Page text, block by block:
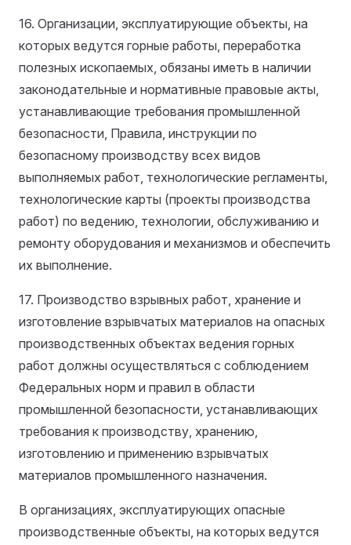
16. Организации, эксплуатирующие объекты, на
которых ведутся горные работы, переработка
полезных ископаемых, обязаны иметь в наличии
законодательные и нормативные правовые акты,
устанавливающие требования промышленной
безопасности, Правила, инструкции по
безопасному производству всех видов
выполняемых работ, технологические регламенты,
технологические карты (проекты производства
работ) по ведению, технологии, обслуживанию и
ремонту оборудования и механизмов и обеспечить
их выполнение.
17. Производство взрывных работ, хранение и
изготовление взрывчатых материалов на опасных
производственных объектах ведения горных
работ должны осуществляться с соблюдением
Федеральных норм и правил в области
промышленной безопасности, устанавливающих
требования к производству, хранению,
изготовлению и применению взрывчатых
материалов промышленного назначения.
В организациях, эксплуатирующих опасные
производственные объекты, на которых ведутся